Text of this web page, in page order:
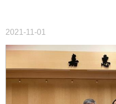
2021-11-01